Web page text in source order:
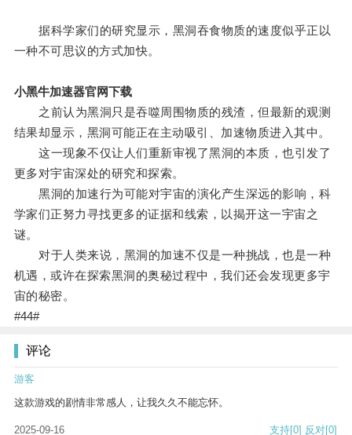
据科学家们的研究显示，黑洞吞食物质的速度似乎正以
一种不可思议的方式加快。
小黑牛加速器官网下载
之前认为黑洞只是吞噬周围物质的残渣，但最新的观测
结果却显示，黑洞可能正在主动吸引、加速物质进入其中。
这一现象不仅让人们重新审视了黑洞的本质，也引发了
更多对宇宙深处的研究和探索。
黑洞的加速行为可能对宇宙的演化产生深远的影响，科
学家们正努力寻找更多的证据和线索，以揭开这一宇宙之
谜。
对于人类来说，黑洞的加速不仅是一种挑战，也是一种
机遇，或许在探索黑洞的奥秘过程中，我们还会发现更多宇
宙的秘密。
#44#
评论
游客
这款游戏的剧情非常感人，让我久久不能忘怀。
2025-09-16 支持[0] 反对[0]